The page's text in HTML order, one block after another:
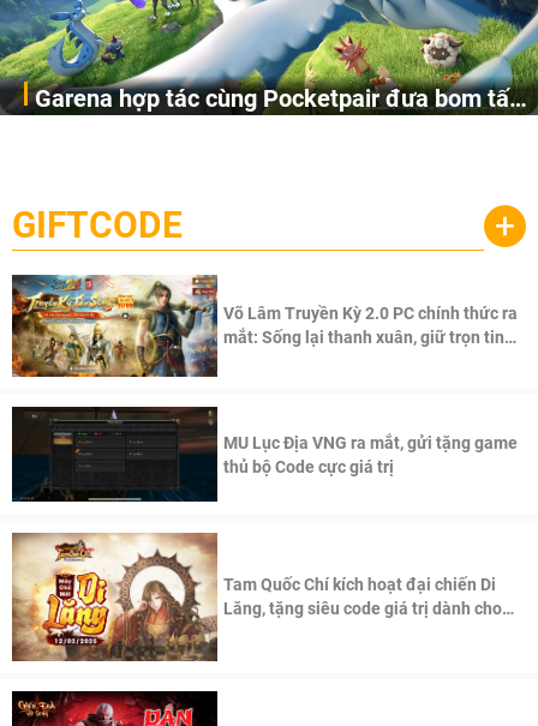
Garena hợp tác cùng Pocketpair đưa bom tấn
cầu, theo giấy phép chính thức từ công ty game Nhật Bản
Pocketpair, Inc.
GIFTCODE +
Võ Lâm Truyền Kỳ 2.0 PC chính thức ra
mắt: Sống lại thanh xuân, giữ trọn tinh
MU Lục Địa VNG ra mắt, gửi tặng game
thủ bộ Code cực giá trị
Tam Quốc Chí kích hoạt đại chiến Di
Lăng, tặng siêu code giá trị dành cho